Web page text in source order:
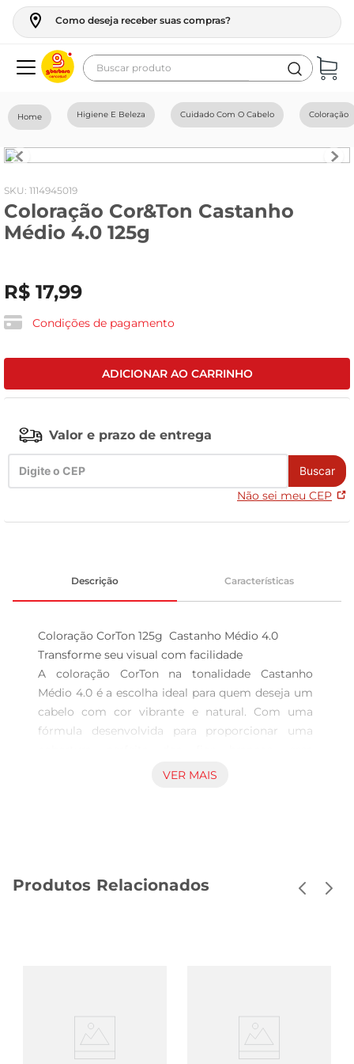
Como deseja receber suas compras?
Buscar produto
Higiene E Beleza Cuidado Com O Cabelo Coloração
: 1114945019
Coloração Cor&Ton Castanho
Médio 4.0 125g
R$ 17,99
Condições de pagamento
ADICIONAR AO CARRINHO
Valor e prazo de entrega
Buscar
Não sei meu CEP
Descrição Características
Coloração CorTon 125g  Castanho Médio 4.0
Transforme seu visual com facilidade
A coloração CorTon na tonalidade Castanho
Médio 4.0 é a escolha ideal para quem deseja um
cabelo com cor vibrante e natural. Com uma
fórmula desenvolvida para proporcionar uma
coloração oferece resultados duradouros e uma
A coloração CorTon não é apenas sobre cor
VER MAIS
Produtos Relacionados
geladeira
fogao
café
cerveja
leite
vinho